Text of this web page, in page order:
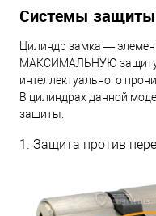
Системы защиты
Цилиндр замка —
МАКСИМАЛЬНУЮ защиту
интеллектуального
В цилиндрах данной
защиты.
1. Защита против